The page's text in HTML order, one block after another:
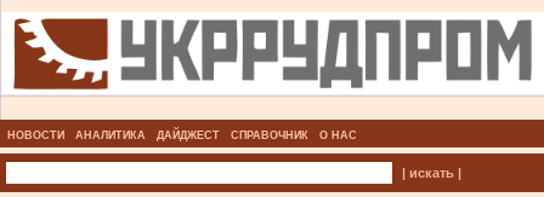
НОВОСТИ АНАЛИТИКА ДАЙДЖЕСТ СПРАВОЧНИК О НАС
| искать |